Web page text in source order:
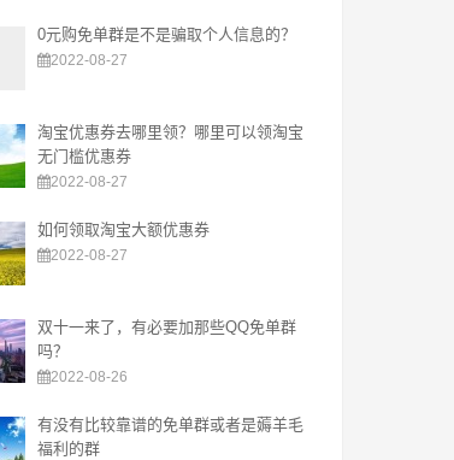
0元购免单群是不是骗取个人信息的？
2022-08-27
淘宝优惠券去哪里领？哪里可以领淘宝
无门槛优惠券
2022-08-27
如何领取淘宝大额优惠券
2022-08-27
双十一来了，有必要加那些QQ免单群
吗？
2022-08-26
有没有比较靠谱的免单群或者是薅羊毛
福利的群